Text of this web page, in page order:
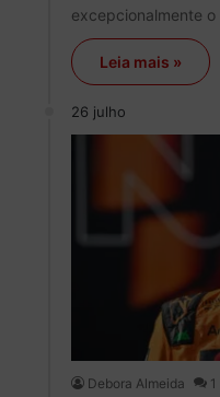
excepcionalmente o
Leia mais »
26 julho
Debora Almeida 1